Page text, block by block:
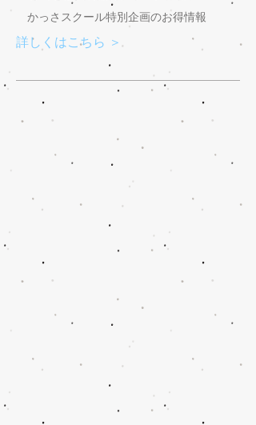
詳しくはこちら ＞
かっさスクール特別企画のお得情報